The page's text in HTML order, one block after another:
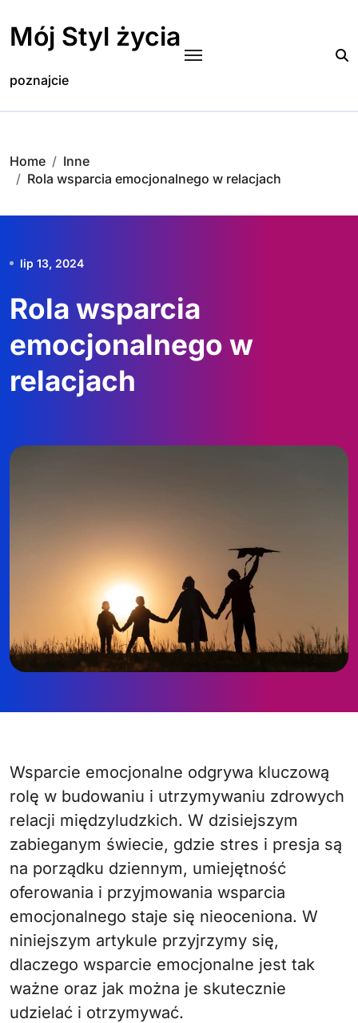
content
Mój Styl życia
poznajcie
Home
Inne
Rola wsparcia emocjonalnego w relacjach
lip 13, 2024
Rola wsparcia
emocjonalnego w
relacjach
Wsparcie emocjonalne odgrywa kluczową
rolę w budowaniu i utrzymywaniu zdrowych
relacji międzyludzkich. W dzisiejszym
zabieganym świecie, gdzie stres i presja są
na porządku dziennym, umiejętność
oferowania i przyjmowania wsparcia
emocjonalnego staje się nieoceniona. W
niniejszym artykule przyjrzymy się,
dlaczego wsparcie emocjonalne jest tak
ważne oraz jak można je skutecznie
udzielać i otrzymywać.